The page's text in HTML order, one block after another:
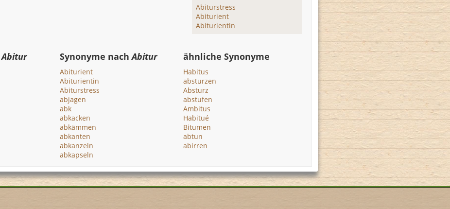
Abiturstress
Abiturient
Abiturientin
Abitur Synonyme nachAbitur
Abiturient
Abiturientin
Abiturstress
abjagen
abk
abkacken
abkämmen
abkanten
abkanzeln
abkapseln
ähnliche Synonyme
Habitus
abstürzen
Absturz
abstufen
Ambitus
Habitué
Bitumen
abtun
abirren